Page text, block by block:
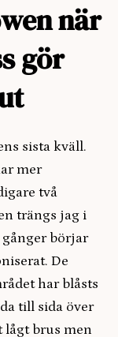
när
gör
sista kväll.
mer
två
trängs jag i
gånger börjar
De
har blåsts
till sida över
lågt brus men